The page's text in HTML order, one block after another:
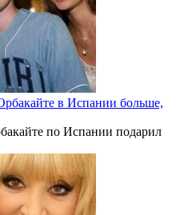
в Испании больше,
по Испании подарил